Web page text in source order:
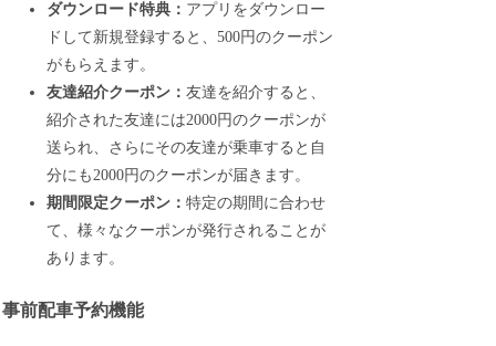
ダウンロード特典： アプリをダウンロー
ドして新規登録すると、500円のクーポン
がもらえます。
友達紹介クーポン：友達を紹介すると、
紹介された友達には2000円のクーポンが
送られ、さらにその友達が乗車すると自
分にも2000円のクーポンが届きます。
期間限定クーポン：特定の期間に合わせ
て、様々なクーポンが発行されることが
あります。
事前配車予約機能